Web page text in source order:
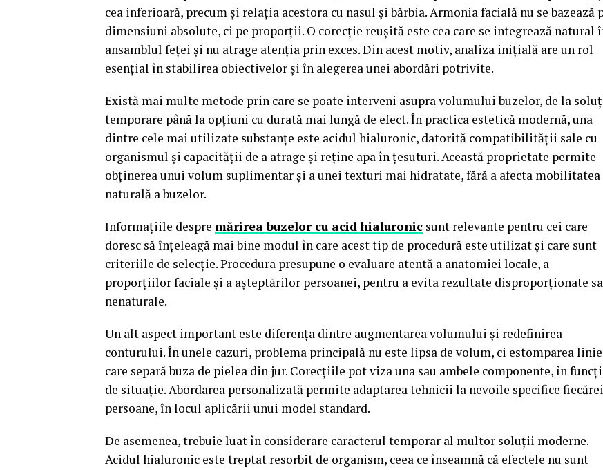
cea inferioară, precum și relația acestora cu nasul și bărbia. Armonia facială nu se bazează
dimensiuni absolute, ci pe proporții. O corecție reușită este cea care se integrează natural
ansamblul feței și nu atrage atenția prin exces. Din acest motiv, analiza inițială are un rol
esențial în stabilirea obiectivelor și în alegerea unei abordări potrivite.
Există mai multe metode prin care se poate interveni asupra volumului buzelor, de la
temporare până la opțiuni cu durată mai lungă de efect. În practica estetică modernă, una
dintre cele mai utilizate substanțe este acidul hialuronic, datorită compatibilității sale cu
organismul și capacității de a atrage și reține apa în țesuturi. Această proprietate permite
obținerea unui volum suplimentar și a unei texturi mai hidratate, fără a afecta mobilitatea
naturală a buzelor.
Informațiile despre mărirea buzelor cu acid hialuronic sunt relevante pentru cei care
doresc să înțeleagă mai bine modul în care acest tip de procedură este utilizat și care sunt
criteriile de selecție. Procedura presupune o evaluare atentă a anatomiei locale, a
proporțiilor faciale și a așteptărilor persoanei, pentru a evita rezultate disproporționate
nenaturale.
Un alt aspect important este diferența dintre augmentarea volumului și redefinirea
conturului. În unele cazuri, problema principală nu este lipsa de volum, ci estomparea
care separă buza de pielea din jur. Corecțiile pot viza una sau ambele componente, în
de situație. Abordarea personalizată permite adaptarea tehnicii la nevoile specifice fiecărei
persoane, în locul aplicării unui model standard.
De asemenea, trebuie luat în considerare caracterul temporar al multor soluții moderne.
Acidul hialuronic este treptat resorbit de organism, ceea ce înseamnă că efectele nu sunt